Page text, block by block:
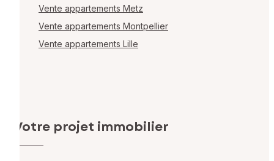
Vente appartements Metz
Vente appartements Montpellier
Vente appartements Lille
Votre projet immobilier